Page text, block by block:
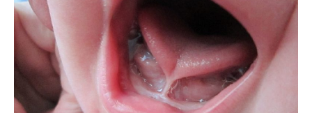
Endokrinologji
Gastroeneterologji
Gjinekologji/ Andrologji